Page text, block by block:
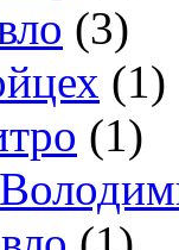
(3)
(1)
(1)